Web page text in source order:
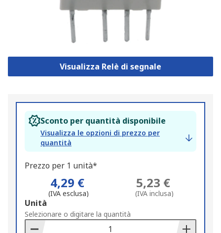
Visualizza Relè di segnale
Sconto per quantità disponibile
Visualizza le opzioni di prezzo per
quantità
Prezzo per 1 unità*
4,29 €
(IVA esclusa)
5,23 €
(IVA inclusa)
Add
to
Basket
Unità
Selezionare o digitare la quantità